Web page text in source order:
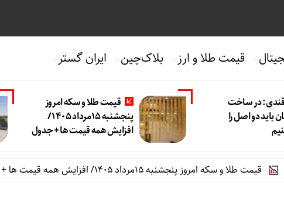
قیمت طلا و ارز بلاک‌چین ایران گستر
در ساخت
باید دو اصل را
قیمت طلا و سکه امروز
پنجشنبه 15مرداد 1405/
افزایش همه قیمت ها + جدول
سکه امروز پنجشنبه 15مرداد 1405/ افزایش همه قیمت ها + جدول